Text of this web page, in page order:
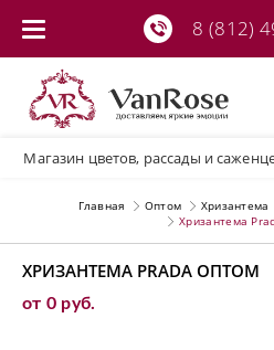
8 (812)
Магазин цветов, рассады и
Главная Оптом Хризантема
Хризантема
ХРИЗАНТЕМА PRADA ОПТОМ
от 0 руб.